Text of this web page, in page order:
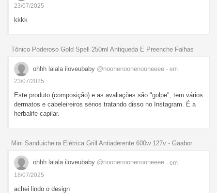
23/07/2025
kkkk
Tônico Poderoso Gold Spell 250ml Antiqueda E Preenche Falhas
ohhh lalala iloveubaby @noonenoonenooneeee - em
23/07/2025
Este produto (composição) e as avaliações são "golpe", tem vários
dermatos e cabeleireiros sérios tratando disso no Instagram. É a
herbalife capilar.
Mini Sanduicheira Elétrica Grill Antiaderente 600w 127v - Gaabor
ohhh lalala iloveubaby @noonenoonenooneeee - em
18/07/2025
achei lindo o design